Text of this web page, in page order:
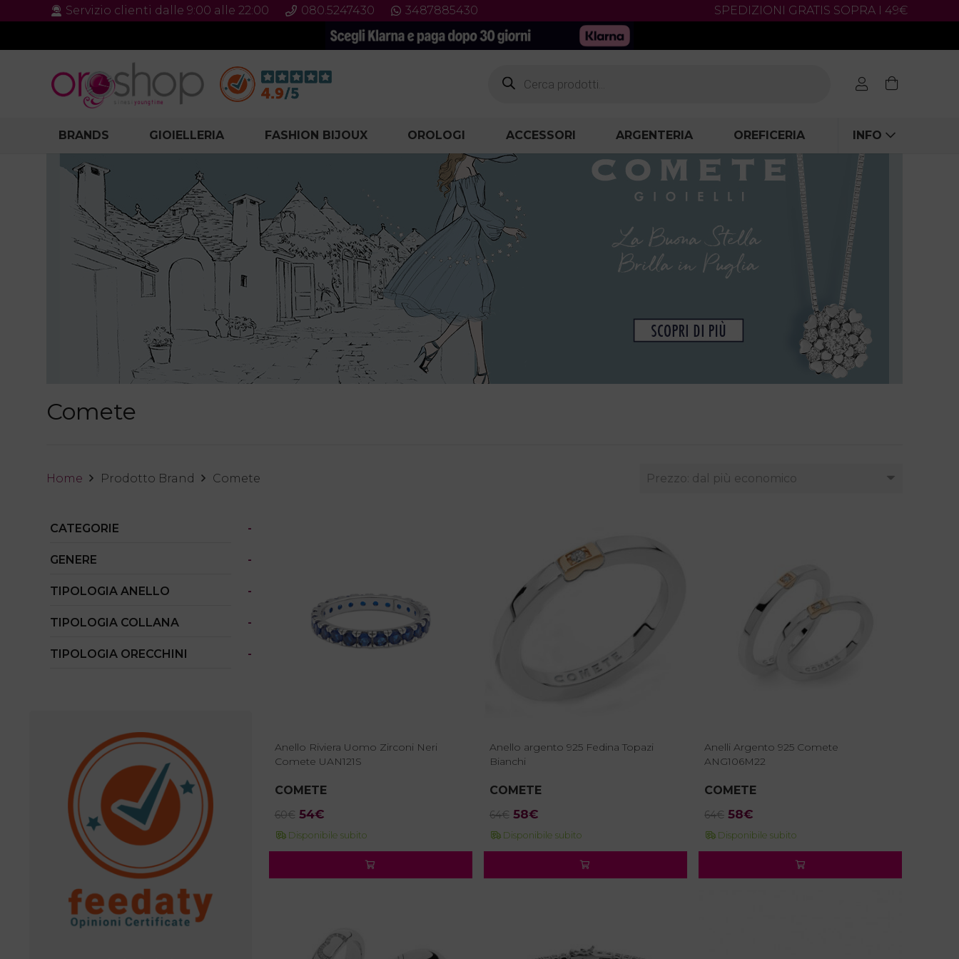
Servizio clienti dalle 9:00 alle 22:00 080.5247430 3487885430 SPEDIZIONI GRATIS SOPRA I 49€
search
BRANDS GIOIELLERIA FASHION BIJOUX OROLOGI ACCESSORI ARGENTERIA OREFICERIA INFO
Comete
Home Prodotto Brand Comete
CATEGORIE -
GENERE -
TIPOLOGIA ANELLO -
TIPOLOGIA COLLANA -
TIPOLOGIA ORECCHINI -
Anello Riviera Uomo Zirconi Neri
Comete UAN121S
COMETE
60€ Il
prezzo
60€.
54€Il
prezzo
54€.
Disponibile subito
Anello argento 925 Fedina Topazi
Bianchi
COMETE
64€ Il
prezzo
64€.
58€Il
prezzo
58€.
Disponibile subito
Anelli Argento 925 Comete
ANG106M22
COMETE
64€ Il
prezzo
64€.
58€
prezzo
58€.
Disponibile subito